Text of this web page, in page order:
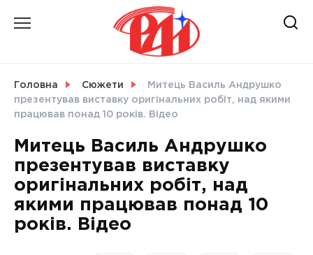
СВІТ
УКРАЇНА
Головна Сюжети
Митець Василь Андрушко
презентував виставку оригінальних робіт, над якими
працював понад 10 років. Відео
Митець Василь Андрушко
презентував виставку
оригінальних робіт, над
якими працював понад 10
років. Відео